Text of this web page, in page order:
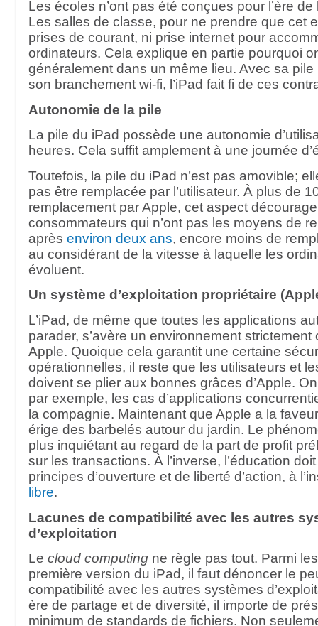
Les écoles n’ont pas été conçues pour l’ère de
Les salles de classe, pour ne prendre que cet
prises de courant, ni prise internet pour
ordinateurs. Cela explique en partie pourquoi
généralement dans un même lieu. Avec sa
son branchement wi-fi, l’iPad fait fi de ces
Autonomie de la pile
La pile du iPad possède une autonomie
heures. Cela suffit amplement à une journée
Toutefois, la pile du iPad n’est pas amovible;
pas être remplacée par l’utilisateur. À plus de
remplacement par Apple, cet aspect
consommateurs qui n’ont pas les moyens de
après environ deux ans, encore moins de
au considérant de la vitesse à laquelle les
évoluent.
Un système d’exploitation propriétaire
L’iPad, de même que toutes les applications
parader, s’avère un environnement strictement
Apple. Quoique cela garantit une certaine
opérationnelles, il reste que les utilisateurs et
doivent se plier aux bonnes grâces d’Apple.
par exemple, les cas d’applications
la compagnie. Maintenant que Apple a la
érige des barbelés autour du jardin. Le
plus inquiétant au regard de la part de profit
sur les transactions. À l’inverse, l’éducation
principes d’ouverture et de liberté d’action, à
libre.
Lacunes de compatibilité avec les autres
d’exploitation
Le cloud computing ne règle pas tout. Parmi
première version du iPad, il faut dénoncer le
compatibilité avec les autres systèmes
ère de partage et de diversité, il importe de
minimum de standards de fichiers. Non